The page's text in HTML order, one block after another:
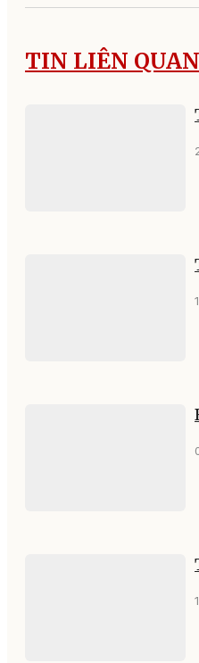
TIN LIÊN QUAN